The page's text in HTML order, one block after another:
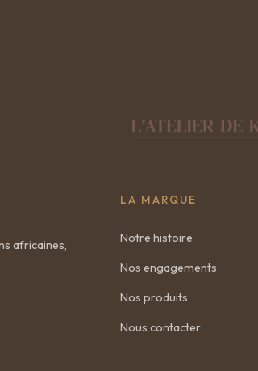
africaines,
LA MARQUE
Notre histoire
Nos engagements
Nos produits
Nous contacter